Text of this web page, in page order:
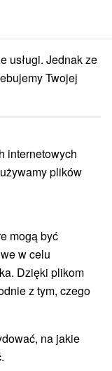
kraj Gemer
a v
usługi. Jednak ze
Twojej
internetowych
plików
mogą być
w celu
Dzięki plikom
z tym, czego
na jakie